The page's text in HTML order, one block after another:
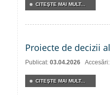
CITEŞTE MAI MULT...
Proiecte de decizii
Publicat: 03.04.2026
CITEŞTE MAI MULT...